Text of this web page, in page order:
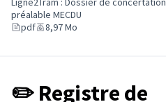
préalable MECDU
pdf
8,97 Mo
✏️ Registre de